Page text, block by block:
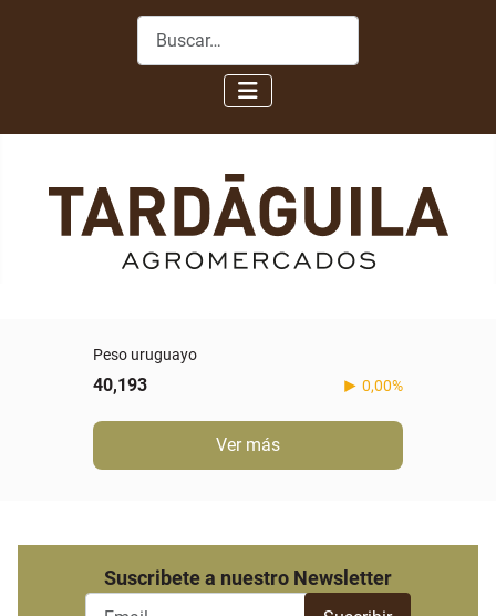
Buscar
Peso uruguayo
40,193 0,00%
Ver más
Suscribete a nuestro Newsletter